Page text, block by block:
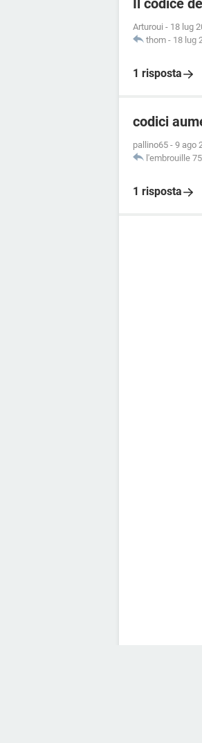
Il codice
Arturoui - 18 lug
thom - 18 lug
1 risposta
codici
pallino65 - 9 ago
l'embrouille 75
1 risposta